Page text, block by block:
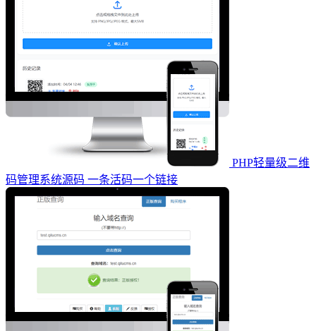
PHP轻量级二维
码管理系统源码 一条活码一个链接